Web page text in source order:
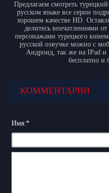
Предлагаем смотреть
русском языке все серии
хорошем качестве HD.
делитесь впечатлениями
персонажами турецкого
русской озвучке можно с
Андроид, так же на IPad и
бесплатно и
КОММЕНТАРИИ
Имя:*